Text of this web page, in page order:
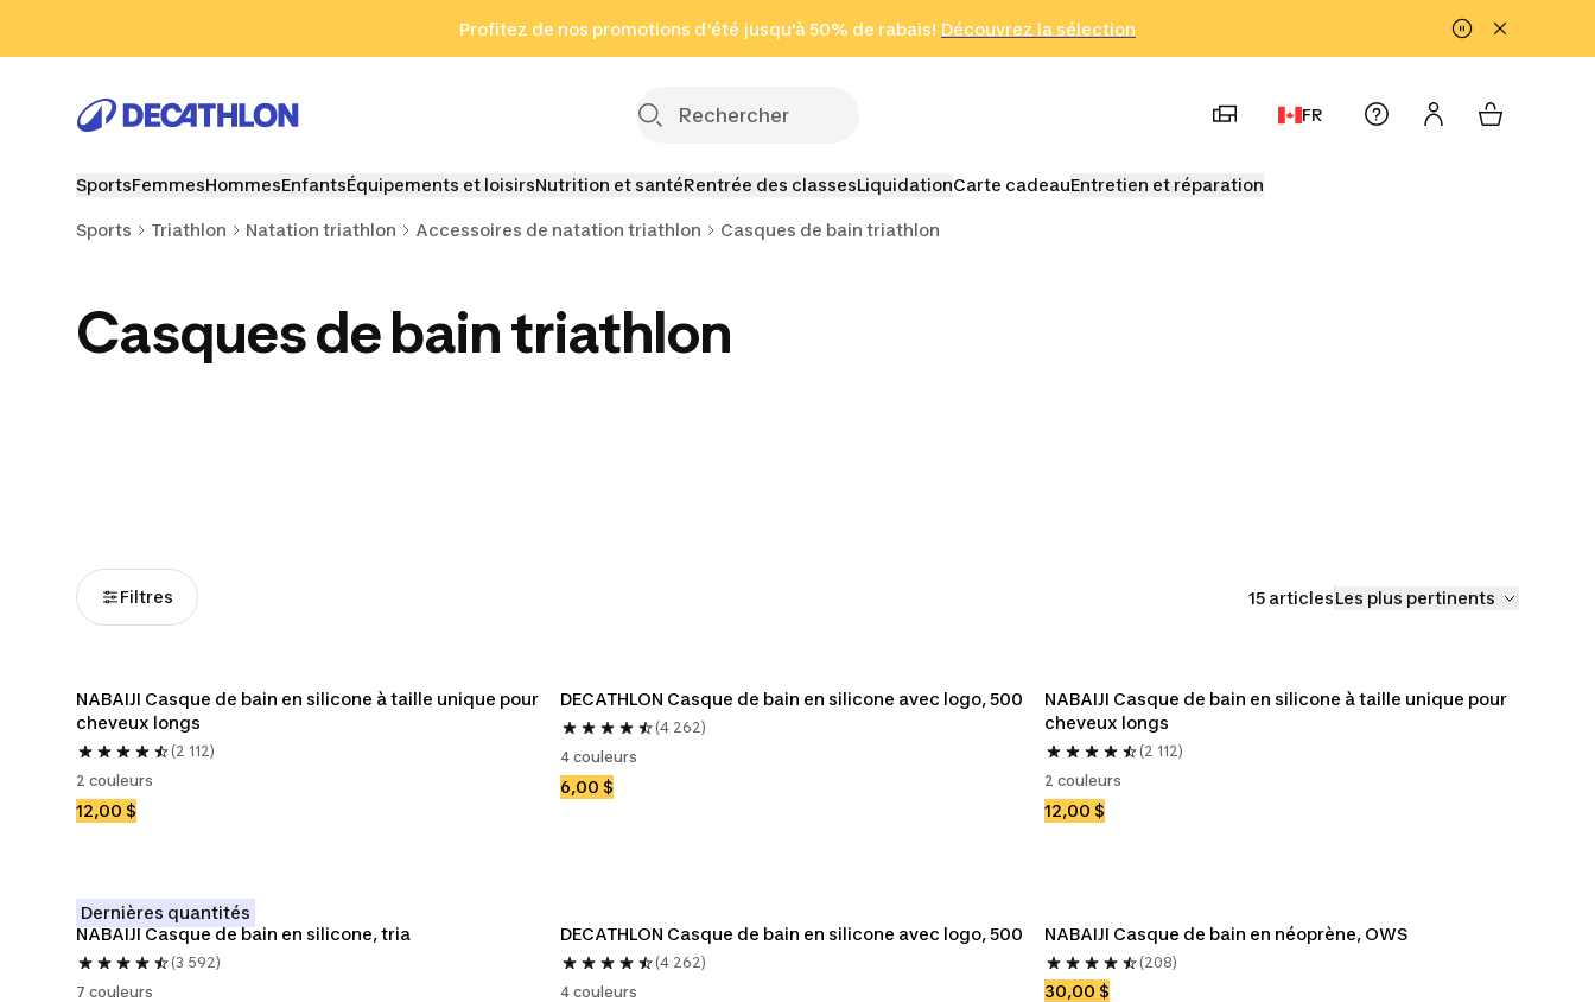
Aller au pied de page
Profitez de nos promotions d'été jusqu'à 50% de rabais! Découvrez la sélection
Cliquez ici
en seulement 2 h!
(Zones sélectionnées)
FR
SportsFemmesHommesEnfantsÉquipements et loisirsNutrition et santéRentrée des classesLiquidationCarte cadeauEntretien et réparation
Sports Triathlon Natation triathlon Accessoires de natation triathlon Casques de bain triathlon
Casques de bain triathlon
Filtres 15 articlesLes plus pertinents
NABAIJI Casque de bain en silicone à taille unique pour
cheveux longs
(2 112)
2 couleurs
12,00 $
DECATHLON Casque de bain en silicone avec logo, 500
(4 262)
4 couleurs
6,00 $
NABAIJI Casque de bain en silicone à taille unique pour
cheveux longs
(2 112)
2 couleurs
12,00 $
Dernières quantités
NABAIJI Casque de bain en silicone, tria
(3 592)
7 couleurs
DECATHLON Casque de bain en silicone avec logo, 500
(4 262)
4 couleurs
NABAIJI Casque de bain en néoprène, OWS
(208)
30,00 $